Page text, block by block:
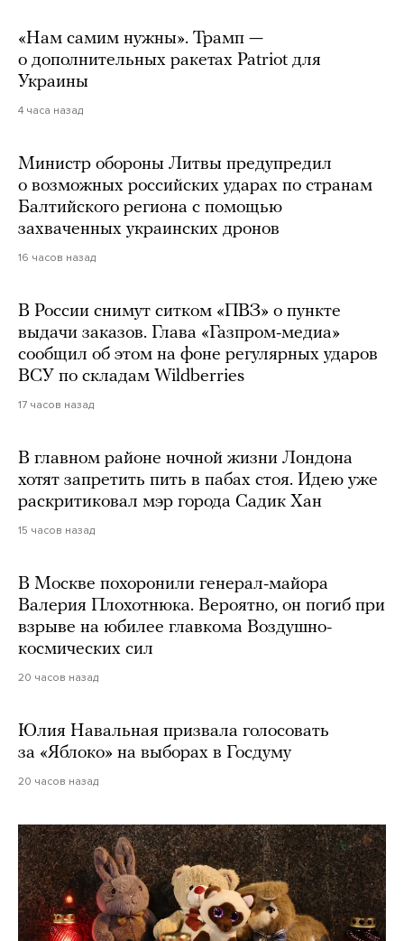
«Нам самим нужны». Трамп —
о дополнительных ракетах Patriot для
Украины
4 часа назад
Министр обороны Литвы предупредил
о возможных российских ударах по странам
Балтийского региона с помощью
захваченных украинских дронов
16 часов назад
В России снимут ситком «ПВЗ» о пункте
выдачи заказов. Глава «Газпром-медиа»
сообщил об этом на фоне регулярных ударов
ВСУ по складам Wildberries
17 часов назад
В главном районе ночной жизни Лондона
хотят запретить пить в пабах стоя. Идею уже
раскритиковал мэр города Садик Хан
15 часов назад
В Москве похоронили генерал-майора
Валерия Плохотнюка. Вероятно, он погиб при
взрыве на юбилее главкома Воздушно-
космических сил
20 часов назад
Юлия Навальная призвала голосовать
за «Яблоко» на выборах в Госдуму
20 часов назад